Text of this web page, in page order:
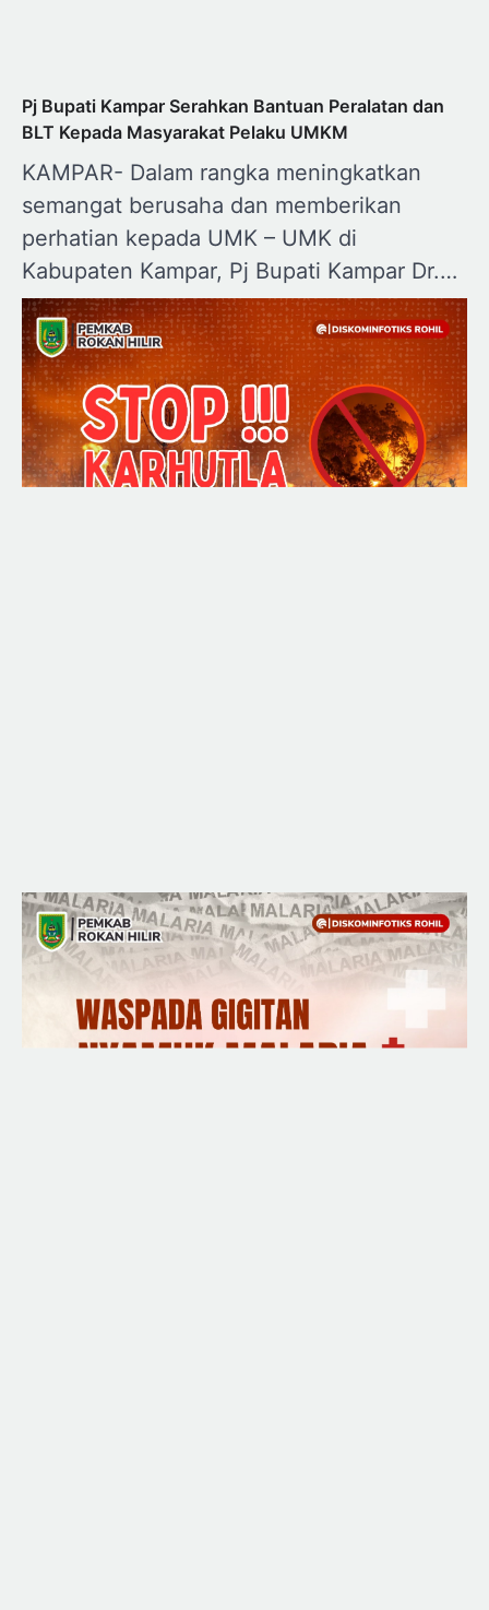
Pj Bupati Kampar Serahkan Bantuan Peralatan dan
BLT Kepada Masyarakat Pelaku UMKM
KAMPAR- Dalam rangka meningkatkan
semangat berusaha dan memberikan
perhatian kepada UMK – UMK di
Kabupaten Kampar, Pj Bupati Kampar Dr.…